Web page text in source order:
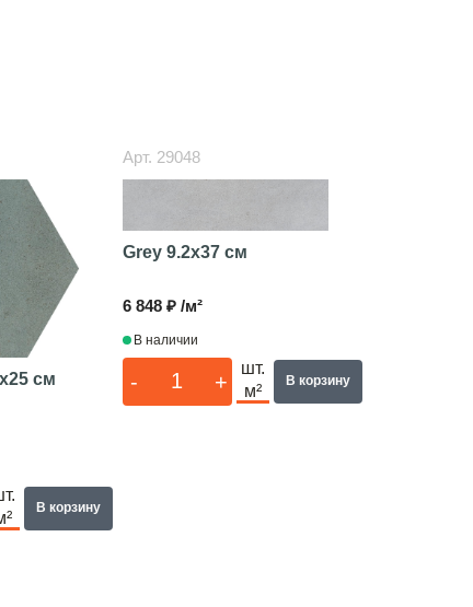
см
В корзину
Арт. 29048
Grey 9.2x37 см
6 848 ₽ /м²
В наличии
- +
шт.
м²
В корзину